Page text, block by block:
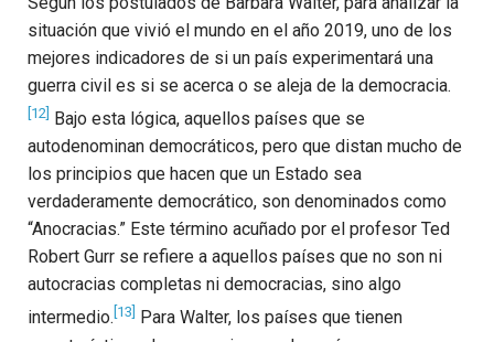
situación que vivió el mundo en el año 2019, uno de los
mejores indicadores de si un país experimentará una
guerra civil es si se acerca o se aleja de la democracia.
[12]
Bajo esta lógica, aquellos países que se
autodenominan democráticos, pero que distan mucho de
los principios que hacen que un Estado sea
verdaderamente democrático, son denominados como
“Anocracias.” Este término acuñado por el profesor Ted
Robert Gurr se refiere a aquellos países que no son ni
autocracias completas ni democracias, sino algo
intermedio. [13]
Para Walter, los países que tienen